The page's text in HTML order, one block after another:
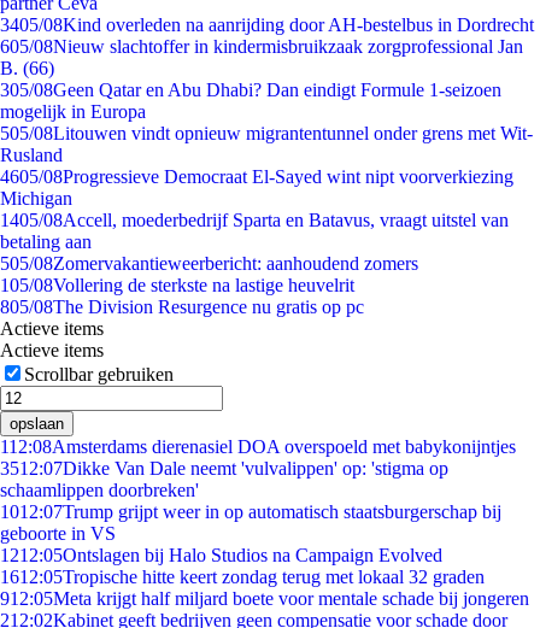
3405/08Kind overleden na aanrijding door AH-bestelbus in Dordrecht
605/08Nieuw slachtoffer in kindermisbruikzaak zorgprofessional Jan
B. (66)
305/08Geen Qatar en Abu Dhabi? Dan eindigt Formule 1-seizoen
mogelijk in Europa
505/08Litouwen vindt opnieuw migrantentunnel onder grens met Wit-
Rusland
4605/08Progressieve Democraat El-Sayed wint nipt voorverkiezing
Michigan
1405/08Accell, moederbedrijf Sparta en Batavus, vraagt uitstel van
betaling aan
505/08Zomervakantieweerbericht: aanhoudend zomers
105/08Vollering de sterkste na lastige heuvelrit
805/08The Division Resurgence nu gratis op pc
Actieve items
Actieve items
Scrollbar gebruiken
opslaan
112:08Amsterdams dierenasiel DOA overspoeld met babykonijntjes
3512:07Dikke Van Dale neemt 'vulvalippen' op: 'stigma op
schaamlippen doorbreken'
1012:07Trump grijpt weer in op automatisch staatsburgerschap bij
geboorte in VS
1212:05Ontslagen bij Halo Studios na Campaign Evolved
1612:05Tropische hitte keert zondag terug met lokaal 32 graden
912:05Meta krijgt half miljard boete voor mentale schade bij jongeren
212:02Kabinet geeft bedrijven geen compensatie voor schade door